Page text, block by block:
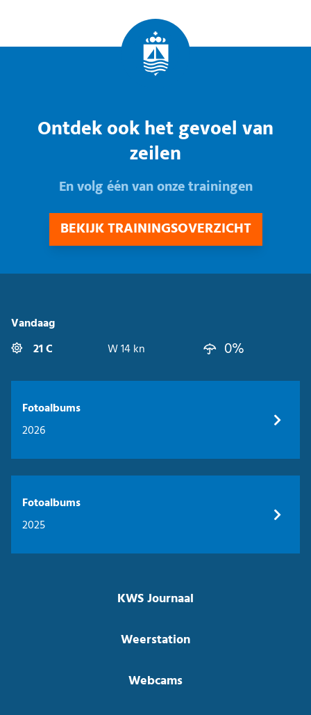
Ontdek ook het gevoel van
zeilen
En volg één van onze trainingen
BEKIJK TRAININGSOVERZICHT
Vandaag
21 C
W 14 kn 0%
Fotoalbums
2026
Fotoalbums
2025
KWS Journaal
Weerstation
Webcams